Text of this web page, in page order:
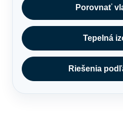
Porovnať
Tepelná
Riešenia